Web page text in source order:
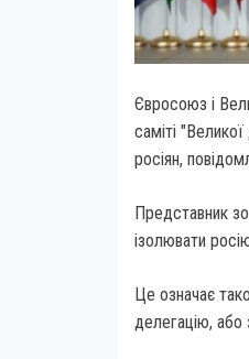
Євросоюз і
саміті
росіян,
Представник
ізолювати
Це означає
делегацію, або